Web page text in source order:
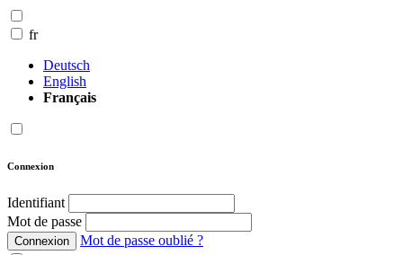
fr
Deutsch
English
Français
Connexion
Identifiant
Mot de passe
Connexion Mot de passe oublié ?